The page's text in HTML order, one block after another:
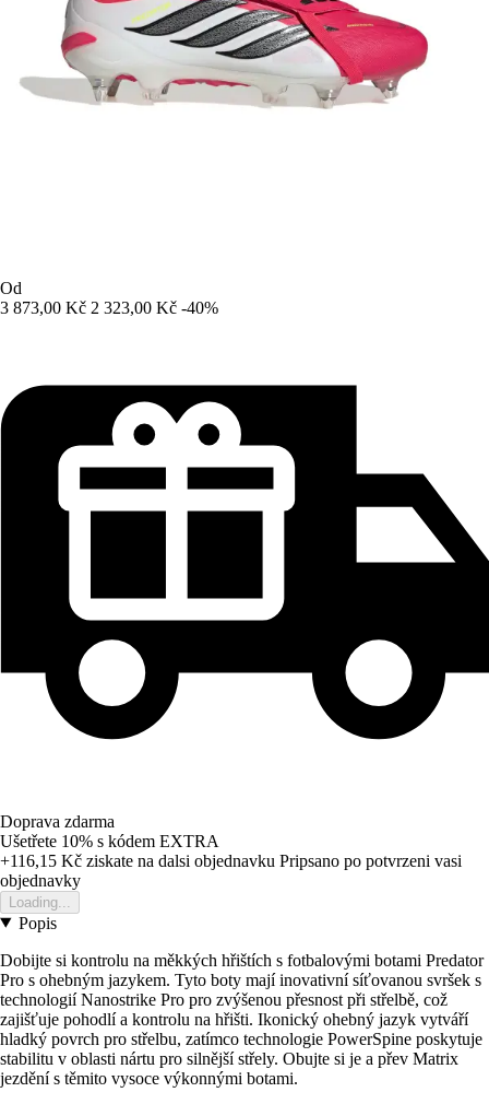
Od
3 873,00 Kč 2 323,00 Kč -40%
Doprava zdarma
Ušetřete 10% s kódem EXTRA
+116,15 Kč ziskate na dalsi objednavku Pripsano po potvrzeni vasi
objednavky
Loading...
Popis
Dobijte si kontrolu na měkkých hřištích s fotbalovými botami Predator
Pro s ohebným jazykem. Tyto boty mají inovativní síťovanou svršek s
technologií Nanostrike Pro pro zvýšenou přesnost při střelbě, což
zajišťuje pohodlí a kontrolu na hřišti. Ikonický ohebný jazyk vytváří
hladký povrch pro střelbu, zatímco technologie PowerSpine poskytuje
stabilitu v oblasti nártu pro silnější střely. Obujte si je a přev Matrix
jezdění s těmito vysoce výkonnými botami.